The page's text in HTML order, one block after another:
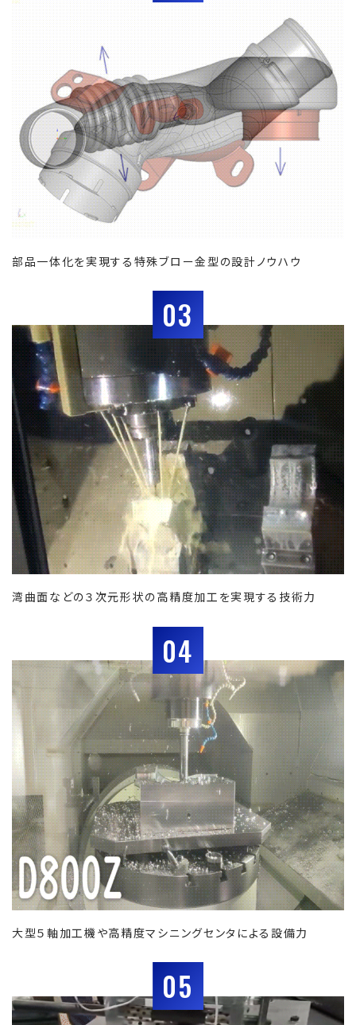
部品一体化を実現する特殊ブロー金型の設計ノウハウ
03
湾曲面などの３次元形状の高精度加工を実現する技術力
04
大型５軸加工機や高精度マシニングセンタによる設備力
05